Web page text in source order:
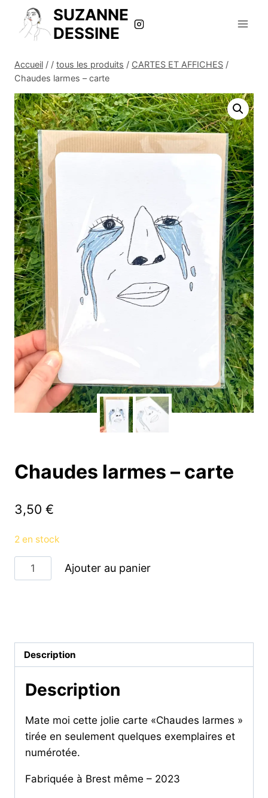
contenu
SUZANNE
DESSINE
Accueil / / tous les produits / CARTES ET AFFICHES /
Chaudes larmes – carte
Chaudes larmes – carte
3,50 €
2 en stock
quantité
de
carte
Ajouter au panier
Description
Description
Mate moi cette jolie carte «Chaudes larmes »
tirée en seulement quelques exemplaires et
numérotée.
Fabriquée à Brest même – 2023